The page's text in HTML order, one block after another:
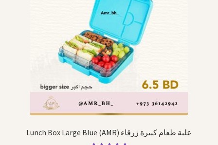
Lunch Box Large Blue (AMR) علبة طعام كبيرة زرقاء